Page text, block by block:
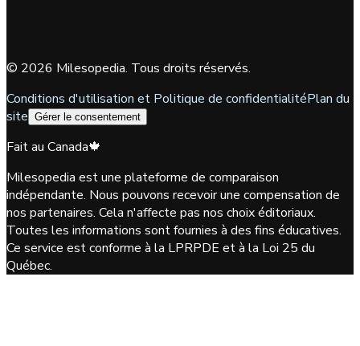
© 2026 Milesopedia. Tous droits réservés.
Conditions d'utilisation et Politique de confidentialitéPlan du
site Gérer le consentement
Fait au Canada🍁
Milesopedia est une plateforme de comparaison
indépendante. Nous pouvons recevoir une compensation de
nos partenaires. Cela n'affecte pas nos choix éditoriaux.
Toutes les informations sont fournies à des fins éducatives.
Ce service est conforme à la LPRPDE et à la Loi 25 du
Québec.